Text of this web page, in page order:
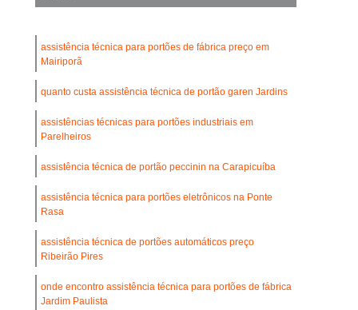
Conserto de Motor de Portão Automático
Conserto de Portão Automático
Automático Basculante
Automático Pivotante Duplo
Conserto de Portão Basculante
Conserto de Portão de Ferro
Portão de Garagem
de Motor para Portão Automático
Empresa de Manutenção de Portão Automático
de Portão Automático Industrial
assistência técnica para portões de fábrica preço em
Mairiporã
quanto custa assistência técnica de portão garen Jardins
assistências técnicas para portões industriais em
Parelheiros
assistência técnica de portão peccinin na Carapicuíba
assistência técnica para portões eletrônicos na Ponte
Rasa
assistência técnica de portões automáticos preço
Ribeirão Pires
onde encontro assistência técnica para portões de fábrica
Jardim Paulista